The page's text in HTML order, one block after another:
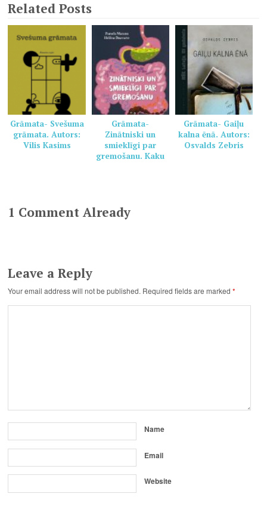
Related Posts
Grāmata- Svešuma
grāmata. Autors:
Vilis Kasims
Grāmata-
Zinātniski un
smieklīgi par
gremošanu. Kaku
Grāmata- Gaiļu
kalna ēnā. Autors:
Osvalds Zebris
1 Comment Already
Leave a Reply
Your email address will not be published. Required fields are marked*
Name
Email
Website